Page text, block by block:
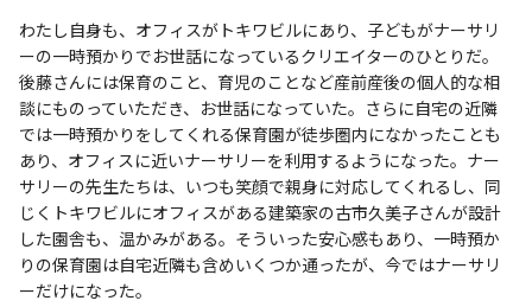
わたし自身も、オフィスがトキワビルにあり、子どもがナーサリ
ーの一時預かりでお世話になっているクリエイターのひとりだ。
後藤さんには保育のこと、育児のことなど産前産後の個人的な相
談にものっていただき、お世話になっていた。さらに自宅の近隣
では一時預かりをしてくれる保育園が徒歩圏内になかったことも
あり、オフィスに近いナーサリーを利用するようになった。ナー
サリーの先生たちは、いつも笑顔で親身に対応してくれるし、同
じくトキワビルにオフィスがある建築家の古市久美子さんが設計
した園舎も、温かみがある。そういった安心感もあり、一時預か
りの保育園は自宅近隣も含めいくつか通ったが、今ではナーサリ
ーだけになった。